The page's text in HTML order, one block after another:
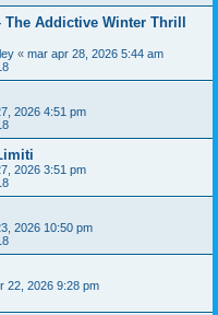
The Addictive Winter Thrill
« mar apr 28, 2026 5:44 am
2026 4:51 pm
2026 3:51 pm
2026 10:50 pm
22, 2026 9:28 pm